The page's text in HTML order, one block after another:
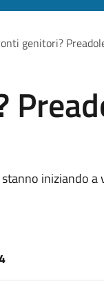
genitori?
iniziando a